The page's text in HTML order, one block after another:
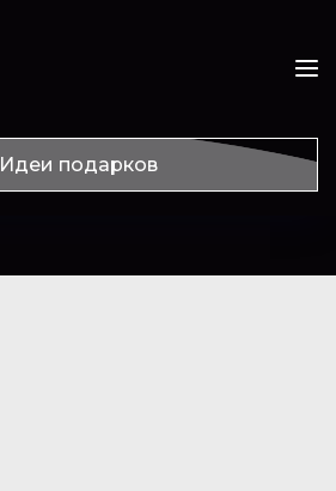
Идеи подарков